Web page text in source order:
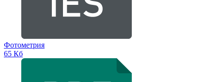
Фотометрия
65 Кб